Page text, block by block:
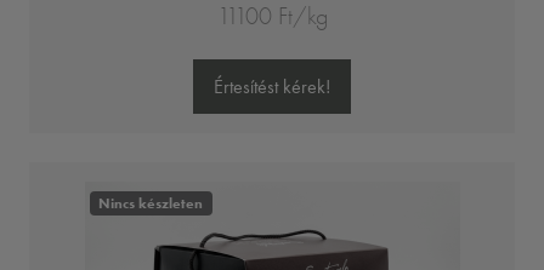
11100 Ft/kg
Értesítést kérek!
Nincs készleten